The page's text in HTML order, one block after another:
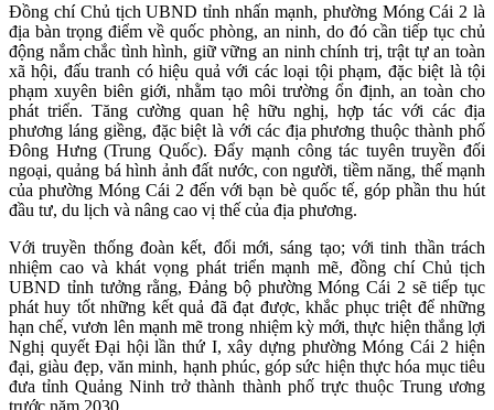
Đồng chí Chủ tịch UBND tỉnh nhấn mạnh, phường Móng Cái 2 là
địa bàn trọng điểm về quốc phòng, an ninh, do đó cần tiếp tục chủ
động nắm chắc tình hình, giữ vững an ninh chính trị, trật tự an toàn
xã hội, đấu tranh có hiệu quả với các loại tội phạm, đặc biệt là tội
phạm xuyên biên giới, nhằm tạo môi trường ổn định, an toàn cho
phát triển. Tăng cường quan hệ hữu nghị, hợp tác với các địa
phương láng giềng, đặc biệt là với các địa phương thuộc thành phố
Đông Hưng (Trung Quốc). Đẩy mạnh công tác tuyên truyền đối
ngoại, quảng bá hình ảnh đất nước, con người, tiềm năng, thế mạnh
của phường Móng Cái 2 đến với bạn bè quốc tế, góp phần thu hút
đầu tư, du lịch và nâng cao vị thế của địa phương.
Với truyền thống đoàn kết, đổi mới, sáng tạo; với tinh thần trách
nhiệm cao và khát vọng phát triển mạnh mẽ, đồng chí Chủ tịch
UBND tỉnh tưởng rằng, Đảng bộ phường Móng Cái 2 sẽ tiếp tục
phát huy tốt những kết quả đã đạt được, khắc phục triệt để những
hạn chế, vươn lên mạnh mẽ trong nhiệm kỳ mới, thực hiện thắng lợi
Nghị quyết Đại hội lần thứ I, xây dựng phường Móng Cái 2 hiện
đại, giàu đẹp, văn minh, hạnh phúc, góp sức hiện thực hóa mục tiêu
đưa tỉnh Quảng Ninh trở thành thành phố trực thuộc Trung ương
trước năm 2030.